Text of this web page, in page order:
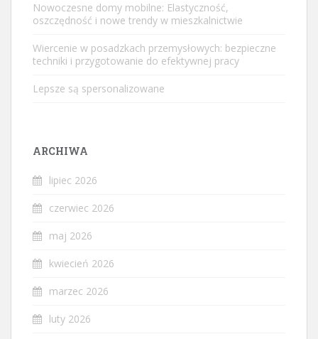
Nowoczesne domy mobilne: Elastyczność,
oszczędność i nowe trendy w mieszkalnictwie
Wiercenie w posadzkach przemysłowych: bezpieczne
techniki i przygotowanie do efektywnej pracy
Lepsze są spersonalizowane
ARCHIWA
lipiec 2026
czerwiec 2026
maj 2026
kwiecień 2026
marzec 2026
luty 2026